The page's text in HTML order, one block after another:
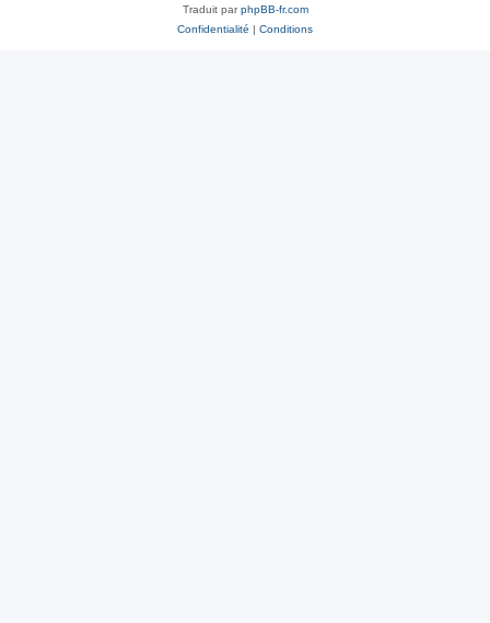
Traduit parphpBB-fr.com
Confidentialité | Conditions